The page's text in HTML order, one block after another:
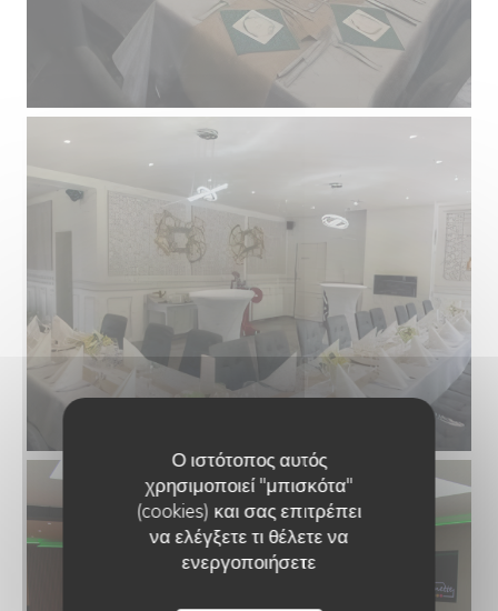
Ο ιστότοπος αυτός
χρησιμοποιεί "μπισκότα"
(cookies) και σας επιτρέπει
να ελέγξετε τι θέλετε να
ενεργοποιήσετε